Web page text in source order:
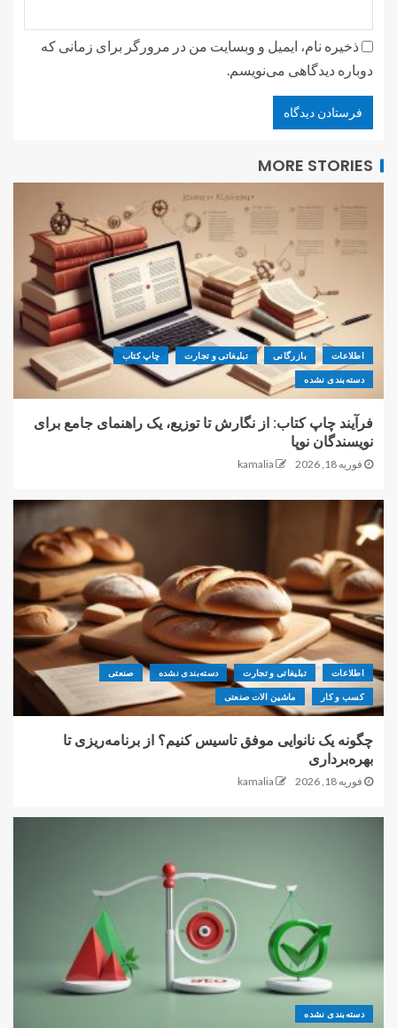
ذخیره نام، ایمیل و وبسایت من در مرورگر برای زمانی که
دوباره دیدگاهی می‌نویسم.
MORE STORIES
اطلاعات بازرگانی تبلیغاتی و تجارت چاپ کتاب
دسته‌بندی نشده
فرآیند چاپ کتاب: از نگارش تا توزیع، یک راهنمای جامع برای
نویسندگان نوپا
فوریه 18, 2026 kamalia
اطلاعات تبلیغاتی و تجارت دسته‌بندی نشده صنعتی
کسب و کار ماشین الات صنعتی
چگونه یک نانوایی موفق تاسیس کنیم؟ از برنامه‌ریزی تا
بهره‌برداری
فوریه 18, 2026 kamalia
دسته‌بندی نشده